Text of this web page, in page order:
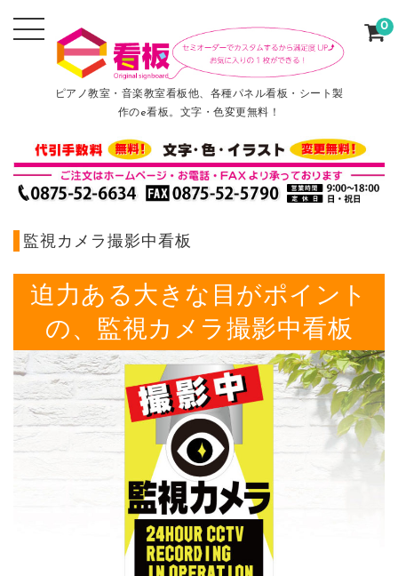
ピアノ教室・音楽教室看板他、各種パネル看板・シート製
作のe看板。文字・色変更無料！
0
監視カメラ撮影中看板
迫力ある大きな目がポイント
の、監視カメラ撮影中看板